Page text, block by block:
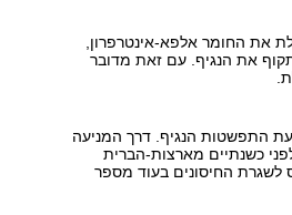
את החומר אלפא-אינטרפרון,
את הנגיף. עם זאת מדובר
התפשטות הנגיף. דרך המניעה
כשנתיים מארצות-הברית
לשגרת החיסונים בעוד מספר